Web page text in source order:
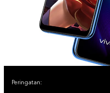
Peringatan: